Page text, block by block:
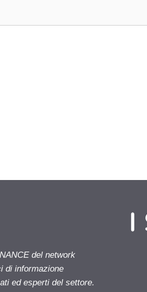
del network
di informazione
ed esperti del settore.